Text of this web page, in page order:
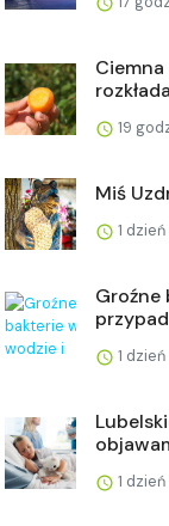
19
Miś
1
Groźne
1
1